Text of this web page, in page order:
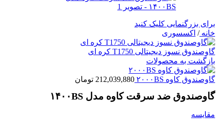
برای بزرگنمایی کلیک کنید
خانه/ اکسسوری
گاوصندوق نسوز دیجیتالی T1750 کره ای
بازگشت به محصولات
گاوصندوق کاوه ۲۰۰۰BS 212,039,880 تومان
گاوصندوق ضد سرقت کاوه مدل ۱۴۰۰BS
مقایسه